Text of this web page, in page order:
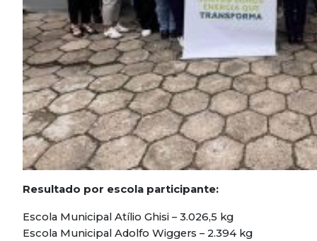
Resultado por escola participante:
Escola Municipal Atílio Ghisi – 3.026,5 kg
Escola Municipal Adolfo Wiggers – 2.394 kg